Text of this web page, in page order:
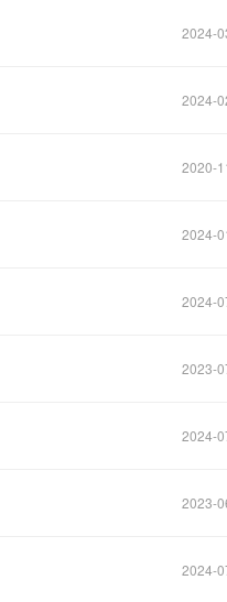
2024-
2024-
2020-
2024-
2024-
2023-
2024-
2023-
2024-